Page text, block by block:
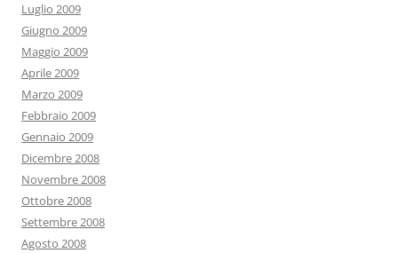
Luglio 2009
Giugno 2009
Maggio 2009
Aprile 2009
Marzo 2009
Febbraio 2009
Gennaio 2009
Dicembre 2008
Novembre 2008
Ottobre 2008
Settembre 2008
Agosto 2008